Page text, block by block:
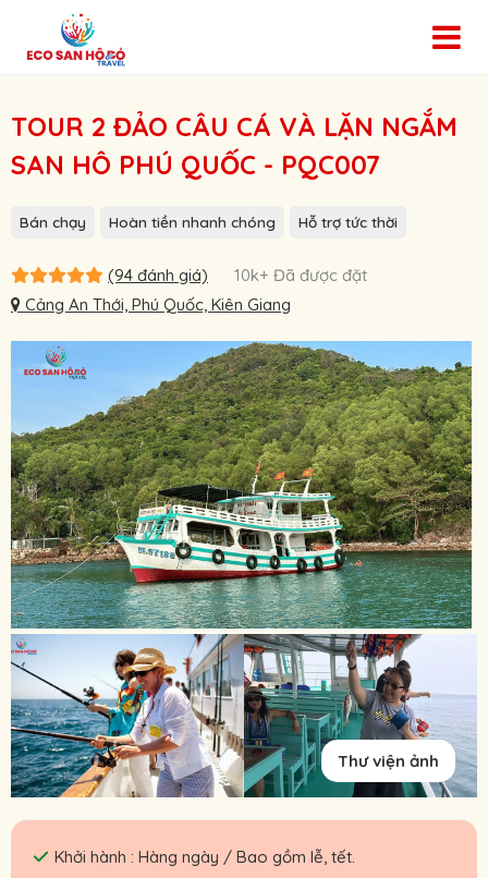
TOUR 2 ĐẢO CÂU CÁ VÀ LẶN NGẮM
SAN HÔ PHÚ QUỐC - PQC007
Bán chạy Hoàn tiền nhanh chóng Hỗ trợ tức thời
(94 đánh giá)
10k+ Đã được đặt
Cảng An Thới, Phú Quốc, Kiên Giang
Thư viện ảnh
Khởi hành : Hàng ngày / Bao gồm lễ, tết.